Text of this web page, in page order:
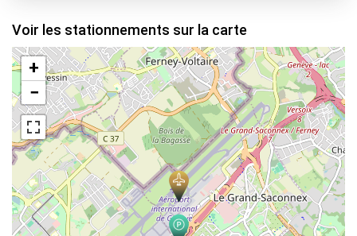
Voir les stationnements sur la carte
+
−